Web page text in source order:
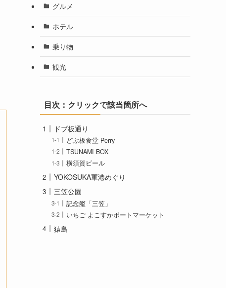
グルメ
ホテル
乗り物
観光
目次：クリックで該当箇所へ
ドブ板通り
どぶ板食堂 Perry
TSUNAMI BOX
横須賀ビール
YOKOSUKA軍港めぐり
三笠公園
記念艦「三笠」
いちご よこすかポートマーケット
猿島